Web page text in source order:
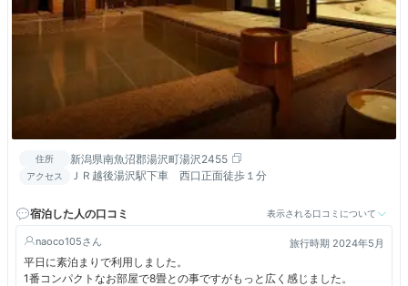
住所 新潟県南魚沼郡湯沢町湯沢2455
アクセス ＪＲ越後湯沢駅下車 西口正面徒歩１分
宿泊した人の口コミ 表示される口コミについて
naoco105 旅行時期 2024年5月
平日に素泊まりで利用しました。
1番コンパクトなお部屋で8畳との事ですがもっと広く感じました。